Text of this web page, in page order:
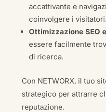
accattivante e
coinvolgere i visitatori.
Ottimizzazione SEO e
essere facilmente
di ricerca.
Con NETWORX, il tuo
strategico per attrarre
reputazione.